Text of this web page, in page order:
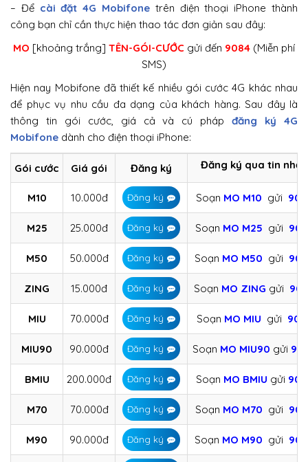
– Để cài đặt 4G Mobifone trên điện thoại iPhone thành
công bạn chỉ cần thực hiện thao tác đơn giản sau đây:
MO [khoảng trắng] TÊN-GÓI-CƯỚC gửi đến 9084 (Miễn phí
SMS)
Hiện nay Mobifone đã thiết kế nhiều gói cước 4G khác nhau
để phục vụ nhu cầu đa dạng của khách hàng. Sau đây là
thông tin gói cước, giá cả và cú phápđăng ký 4G
Mobifone dành cho điện thoại iPhone:
Gói cước Giá gói Đăng ký Đăng ký qua tin nhắn
M10 10.000đ Đăng ký Soạn MO M10 gửi
M25 25.000đ Đăng ký Soạn MO M25 gửi
M50 50.000đ Đăng ký Soạn MO M50 gửi
ZING 15.000đ Đăng ký Soạn MO ZING gửi
MIU 70.000đ Đăng ký Soạn MO MIU gửi
MIU90 90.000đ Đăng ký Soạn MO MIU90 gửi
BMIU 200.000đ Đăng ký Soạn MO BMIU gửi
M70 70.000đ Đăng ký Soạn MO M70 gửi
M90 90.000đ Đăng ký Soạn MO M90 gửi